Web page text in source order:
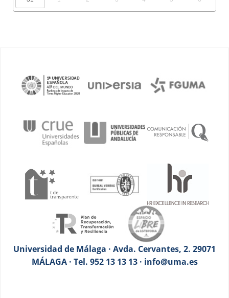
Universidad de Málaga · Avda. Cervantes, 2. 29071
MÁLAGA · Tel. 952 13 13 13 · info@uma.es